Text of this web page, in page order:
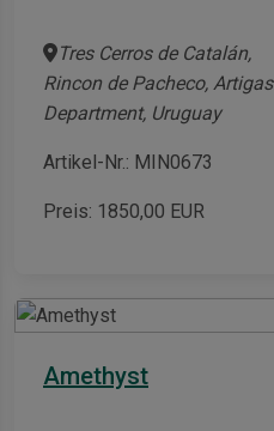
Tres Cerros de Catalán,
Rincon de Pacheco, Artigas
Department, Uruguay
Artikel-Nr.: MIN0673
Preis: 1850,00 EUR
Amethyst